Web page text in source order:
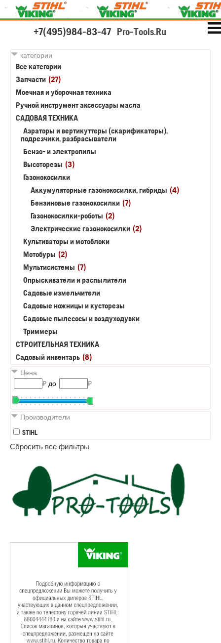
+7(495)984-83-47 Pro-Tools.Ru
категории
Все категории
Запчасти (27)
Моечная и уборочная техника
Ручной инструмент аксессуары масла
САДОВАЯ ТЕХНИКА
Аэраторы и вертикуттеры (скарификаторы),
подрезчики, разбрасыватели
Бензо- и электропилы
Высоторезы (3)
Газонокосилки
Аккумуляторные газонокосилки, гибриды (4)
Бензиновые газонокосилки (7)
Газонокосилки-роботы (2)
Электрические газонокосилки (2)
Культиваторы и мотоблоки
Мотобуры (2)
Мультисистемы (7)
Опрыскиватели и распылители
Садовые измельчители
Садовые ножницы и кусторезы
Садовые пылесосы и воздуходувки
Триммеры
СТРОИТЕЛЬНАЯ ТЕХНИКА
Садовый инвентарь (8)
Цена
₽ до ₽
Производители
STIHL
Сбросить все фильтры